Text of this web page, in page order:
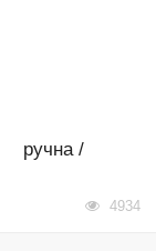
ручна /
4934